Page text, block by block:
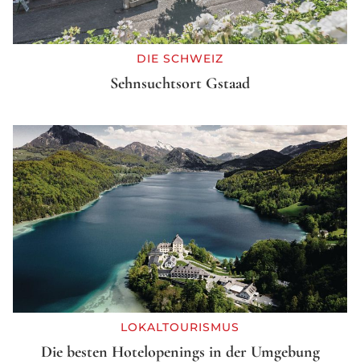
DIE SCHWEIZ
Sehnsuchtsort Gstaad
LOKALTOURISMUS
Die besten Hotelopenings in der Umgebung